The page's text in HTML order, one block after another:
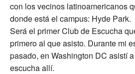
con los vecinos latinoamericanos
donde está el campus: Hyde Park.
Será el primer Club de Escucha
primero al que asisto. Durante mi
pasado, en Washington DC asistí
escucha allí.